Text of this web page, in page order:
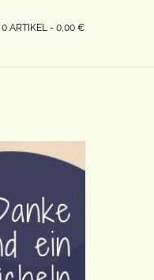
0 ARTIKEL - 0,00 €